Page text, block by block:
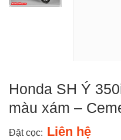
Honda SH Ý
màu xám –
Đặt cọc: Liên hệ